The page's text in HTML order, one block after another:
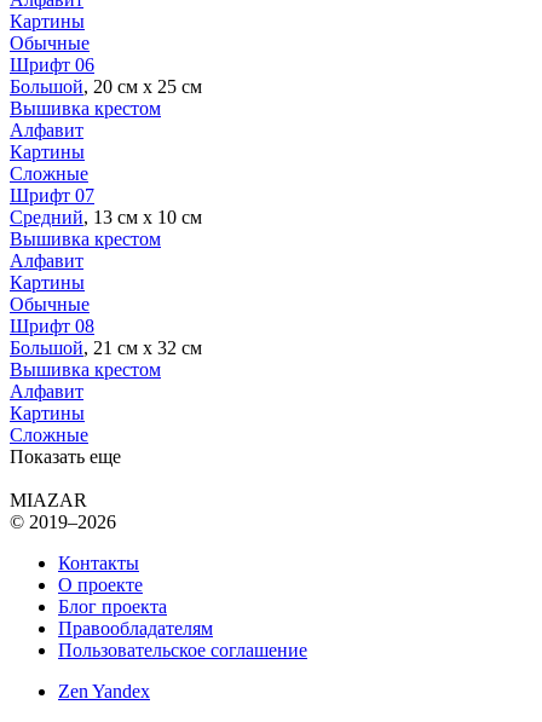
Картины
Обычные
Шрифт 06
Большой, 20 см х 25 см
Вышивка крестом
Алфавит
Картины
Сложные
Шрифт 07
Средний, 13 см х 10 см
Вышивка крестом
Алфавит
Картины
Обычные
Шрифт 08
Большой, 21 см х 32 см
Вышивка крестом
Алфавит
Картины
Сложные
Показать еще
MIAZAR
© 2019–2026
Контакты
О проекте
Блог проекта
Правообладателям
Пользовательское соглашение
Zen Yandex